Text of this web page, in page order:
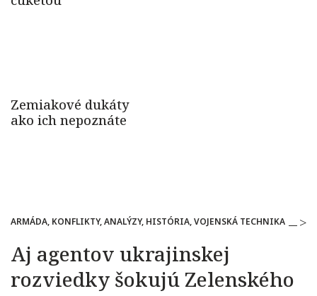
ARMÁDA, KONFLIKTY, ANALÝZY, HISTÓRIA, VOJENSKÁ TECHNIKA